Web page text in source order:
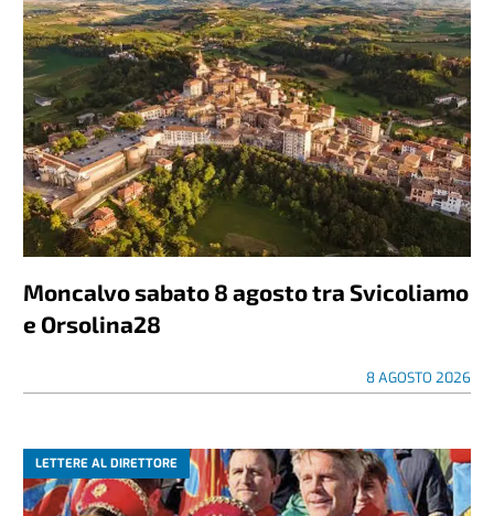
Moncalvo sabato 8 agosto tra Svicoliamo
e Orsolina28
8 AGOSTO 2026
LETTERE AL DIRETTORE